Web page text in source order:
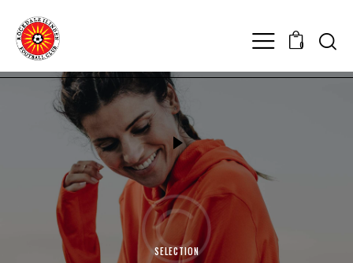
0
SELECTION